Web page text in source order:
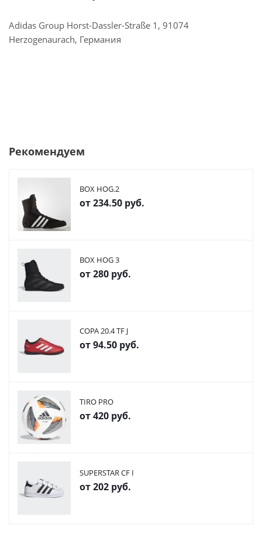
Adidas Group Horst-Dassler-Straße 1, 91074
Herzogenaurach, Германия
Рекомендуем
BOX HOG.2
от234.50 руб.
BOX HOG 3
от280 руб.
COPA 20.4 TF J
от94.50 руб.
TIRO PRO
от420 руб.
SUPERSTAR CF I
от202 руб.